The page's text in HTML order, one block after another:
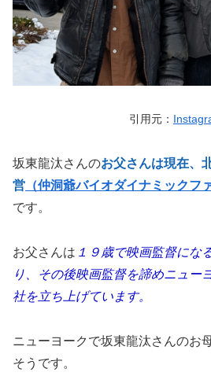
引用元：
坂東龍汰さんのお父さんは現在、
営 （仲洞爺バイオダイナミックフ
です。
お父さんは １９歳で映画監督にな
り、その後映画監督を諦めニュー
社を立ち上げています。
ニューヨークで坂東龍汰さんのお
そうです。